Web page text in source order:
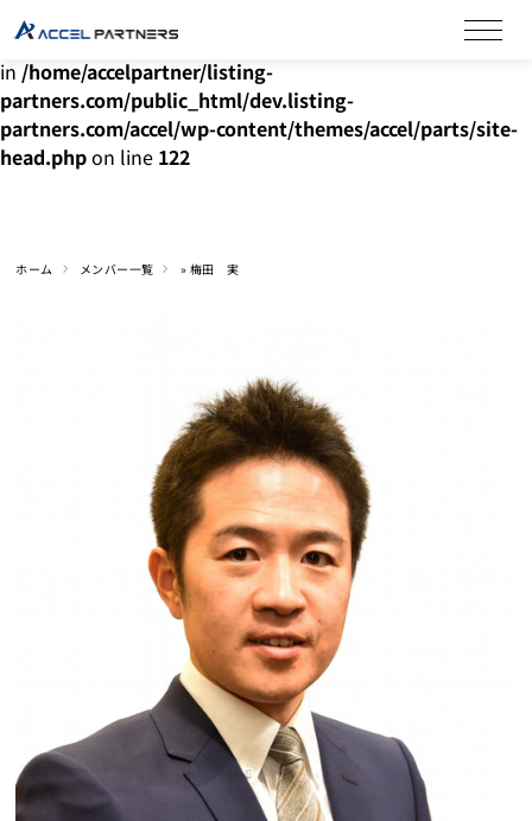
Warning: Undefined array key "HTTP_ACCEPT_LANGUAGE"
in /home/accelpartner/listing-
partners.com/public_html/dev.listing-
partners.com/accel/wp-content/themes/accel/parts/site-
head.phpon line 122
ホーム メンバー一覧 » 梅田 実